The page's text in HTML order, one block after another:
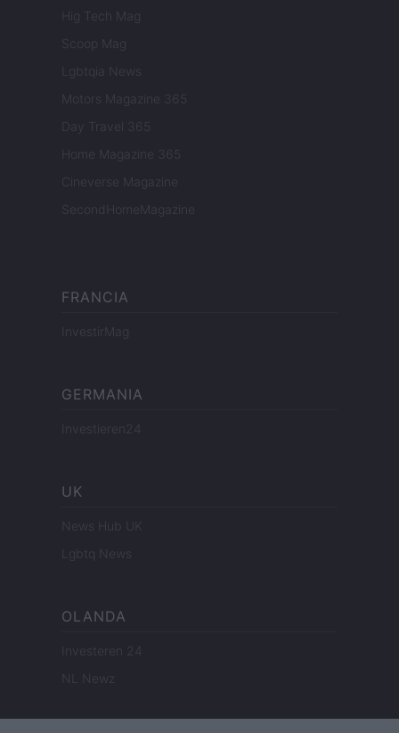
Hig Tech Mag
Scoop Mag
Lgbtqia News
Motors Magazine 365
Day Travel 365
Home Magazine 365
Cineverse Magazine
SecondHomeMagazine
FRANCIA
InvestirMag
GERMANIA
Investieren24
UK
News Hub UK
Lgbtq News
OLANDA
Investeren 24
NL Newz